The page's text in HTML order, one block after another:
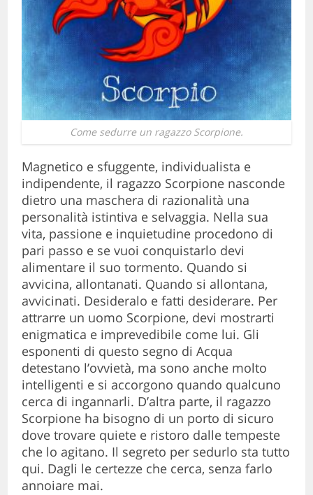
Come sedurre un ragazzo Scorpione.
Magnetico e sfuggente, individualista e
indipendente, il ragazzo Scorpione nasconde
dietro una maschera di razionalità una
personalità istintiva e selvaggia. Nella sua
vita, passione e inquietudine procedono di
pari passo e se vuoi conquistarlo devi
alimentare il suo tormento. Quando si
avvicina, allontanati. Quando si allontana,
avvicinati. Desideralo e fatti desiderare. Per
attrarre un uomo Scorpione, devi mostrarti
enigmatica e imprevedibile come lui. Gli
esponenti di questo segno di Acqua
detestano l’ovvietà, ma sono anche molto
intelligenti e si accorgono quando qualcuno
cerca di ingannarli. D’altra parte, il ragazzo
Scorpione ha bisogno di un porto di sicuro
dove trovare quiete e ristoro dalle tempeste
che lo agitano. Il segreto per sedurlo sta tutto
qui. Dagli le certezze che cerca, senza farlo
annoiare mai.